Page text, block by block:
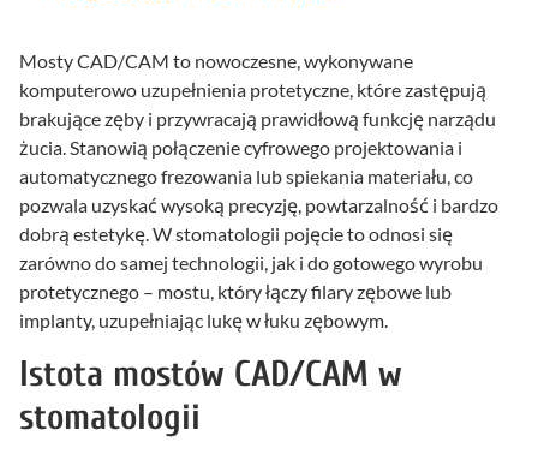
Mosty CAD/CAM to nowoczesne, wykonywane
komputerowo uzupełnienia protetyczne, które zastępują
brakujące zęby i przywracają prawidłową funkcję narządu
żucia. Stanowią połączenie cyfrowego projektowania i
automatycznego frezowania lub spiekania materiału, co
pozwala uzyskać wysoką precyzję, powtarzalność i bardzo
dobrą estetykę. W stomatologii pojęcie to odnosi się
zarówno do samej technologii, jak i do gotowego wyrobu
protetycznego – mostu, który łączy filary zębowe lub
implanty, uzupełniając lukę w łuku zębowym.
Istota mostów CAD/CAM w
stomatologii